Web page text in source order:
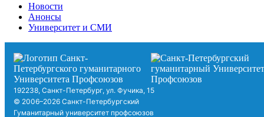
Новости
Анонсы
Университет и СМИ
192238, Санкт-Петербург, ул. Фучика, 15
© 2006–2026 Санкт-Петербургский
Гуманитарный университет профсоюзов